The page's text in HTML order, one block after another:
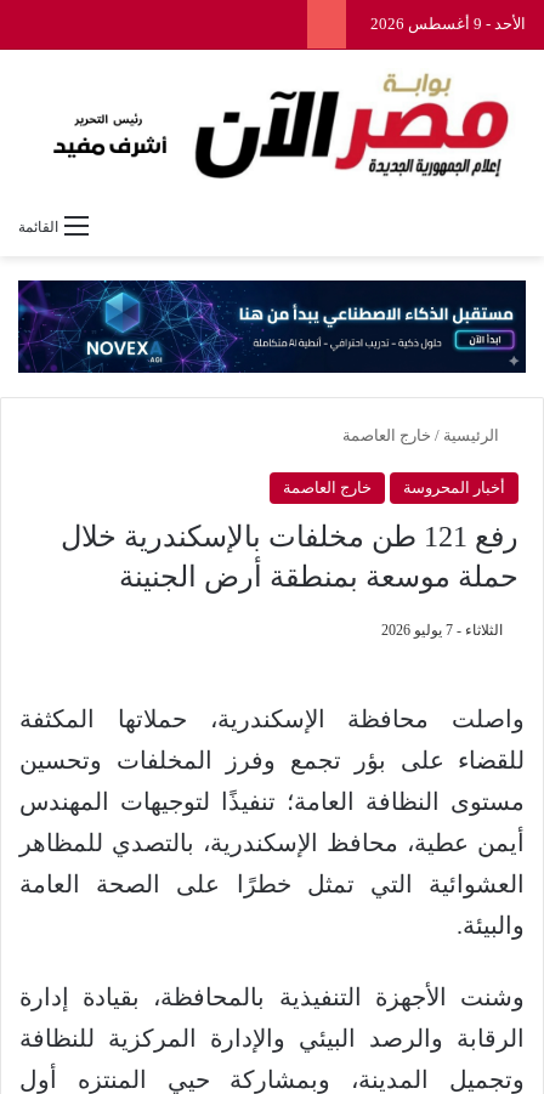
الأحد - 9 أغسطس 2026
القائمة
الرئيسية / خارج العاصمة
أخبار المحروسة خارج العاصمة
رفع 121 طن مخلفات بالإسكندرية خلال
حملة موسعة بمنطقة أرض الجنينة
الثلاثاء - 7 يوليو 2026
واصلت محافظة الإسكندرية، حملاتها المكثفة
للقضاء على بؤر تجمع وفرز المخلفات وتحسين
مستوى النظافة العامة؛ تنفيذًا لتوجيهات المهندس
أيمن عطية، محافظ الإسكندرية، بالتصدي للمظاهر
العشوائية التي تمثل خطرًا على الصحة العامة
والبيئة.
وشنت الأجهزة التنفيذية بالمحافظة، بقيادة إدارة
الرقابة والرصد البيئي والإدارة المركزية للنظافة
وتجميل المدينة، وبمشاركة حيي المنتزه أول